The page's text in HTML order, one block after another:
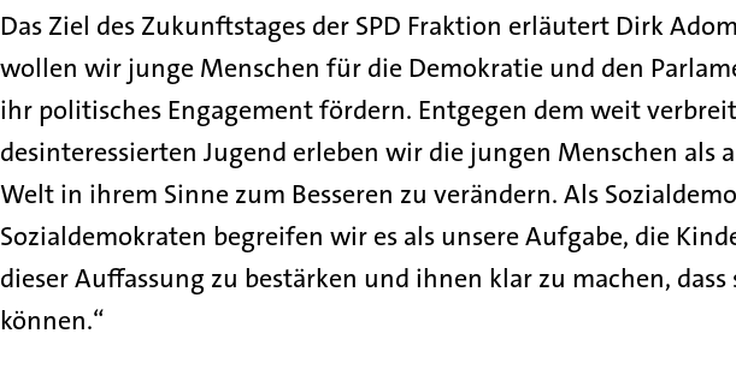
Das Ziel des Zukunftstages der SPD Fraktion erläutert Dirk
wollen wir junge Menschen für die Demokratie und den
ihr politisches Engagement fördern. Entgegen dem weit
desinteressierten Jugend erleben wir die jungen Menschen als
Welt in ihrem Sinne zum Besseren zu verändern. Als
Sozialdemokraten begreifen wir es als unsere Aufgabe, die
dieser Auffassung zu bestärken und ihnen klar zu machen,
können.“